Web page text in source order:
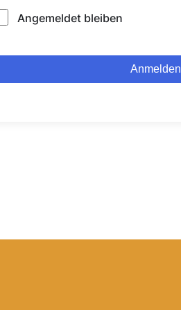
Angemeldet bleiben
Anmelden